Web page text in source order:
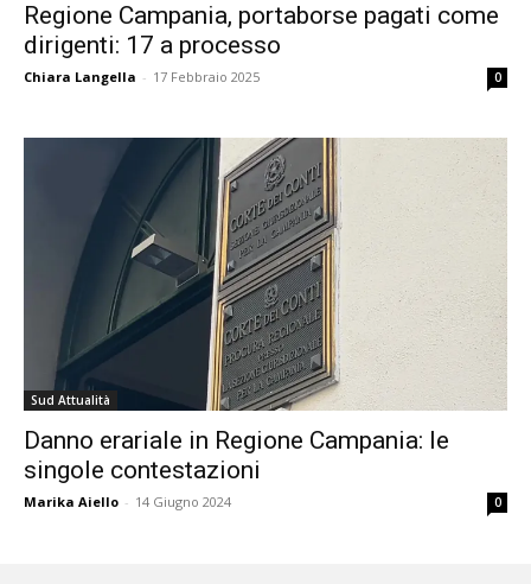
Regione Campania, portaborse pagati come
dirigenti: 17 a processo
Chiara Langella - 17 Febbraio 2025 0
Sud Attualità
Danno erariale in Regione Campania: le
singole contestazioni
Marika Aiello - 14 Giugno 2024 0